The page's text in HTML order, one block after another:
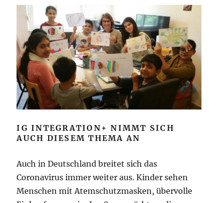
IG INTEGRATION+ NIMMT SICH
AUCH DIESEM THEMA AN
Auch in Deutschland breitet sich das
Coronavirus immer weiter aus. Kinder sehen
Menschen mit Atemschutzmasken, übervolle